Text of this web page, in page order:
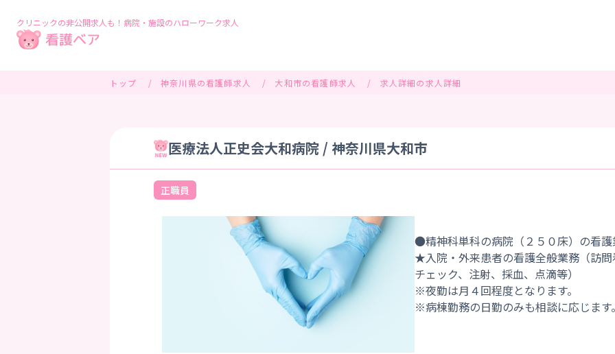
クリニックの非公開求人も！病院・施設のハローワーク求人
トップ 神奈川県の看護師求人 大和市の看護師求人 求人詳細の求人詳細
医療法人正史会大和病院 / 神奈川県大和市
正職員
●精神科単科の病院（２５０床）の看護
★入院・外来患者の看護全般業務（訪
チェック、注射、採血、点滴等）
※夜勤は月４回程度となります。